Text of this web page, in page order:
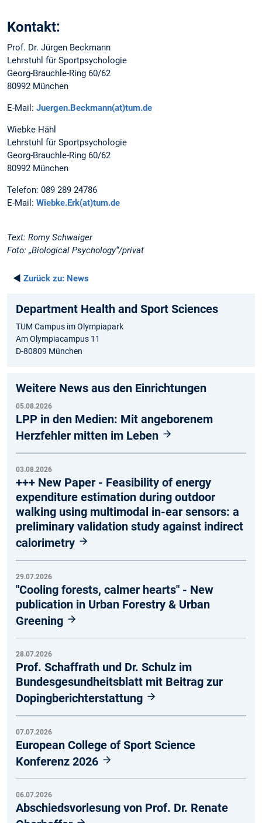
Kontakt:
Prof. Dr. Jürgen Beckmann
Lehrstuhl für Sportpsychologie
Georg-Brauchle-Ring 60/62
80992 München
E-Mail: Juergen.Beckmann(at)tum.de
Wiebke Hähl
Lehrstuhl für Sportpsychologie
Georg-Brauchle-Ring 60/62
80992 München
Telefon: 089 289 24786
E-Mail: Wiebke.Erk(at)tum.de
Text: Romy Schwaiger
Foto: „Biological Psychology“/privat
◄ Zurück zu: News
Department Health and Sport Sciences
TUM Campus im Olympiapark
Am Olympiacampus 11
D-80809 München
Weitere News aus den Einrichtungen
05.08.2026
LPP in den Medien: Mit angeborenem
Herzfehler mitten im Leben
03.08.2026
+++ New Paper - Feasibility of energy
expenditure estimation during outdoor
walking using multimodal in-ear sensors: a
preliminary validation study against indirect
calorimetry
29.07.2026
"Cooling forests, calmer hearts" - New
publication in Urban Forestry & Urban
Greening
28.07.2026
Prof. Schaffrath und Dr. Schulz im
Bundesgesundheitsblatt mit Beitrag zur
Dopingberichterstattung
07.07.2026
European College of Sport Science
Konferenz 2026
06.07.2026
Abschiedsvorlesung von Prof. Dr. Renate